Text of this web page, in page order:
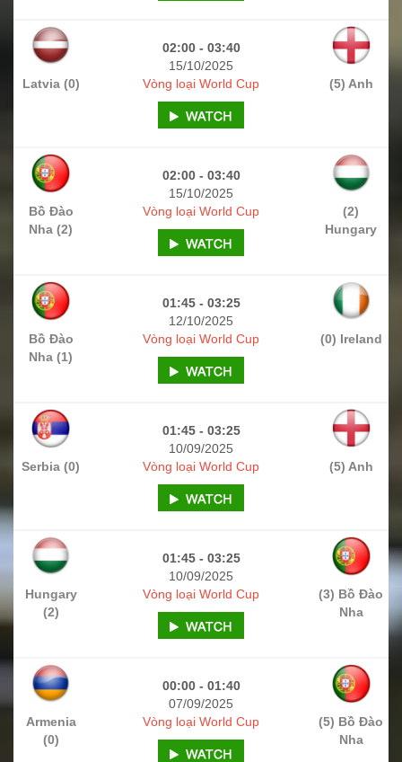
02:00 - 03:40
15/10/2025
Latvia (0)
(5) Anh
Vòng loại World Cup
02:00 - 03:40
15/10/2025
Bồ Đào
Nha (2)
(2)
Hungary
Vòng loại World Cup
01:45 - 03:25
12/10/2025
Bồ Đào
Nha (1)
(0) Ireland
Vòng loại World Cup
01:45 - 03:25
10/09/2025
Serbia (0)
(5) Anh
Vòng loại World Cup
01:45 - 03:25
10/09/2025
Hungary
(2)
(3) Bồ Đào
Nha
Vòng loại World Cup
00:00 - 01:40
07/09/2025
Armenia
(0)
(5) Bồ Đào
Nha
Vòng loại World Cup